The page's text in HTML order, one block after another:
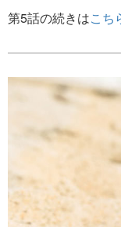
第5話の続きはこち